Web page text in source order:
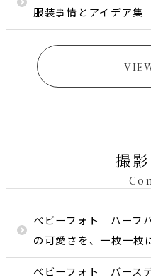
服装事情とアイデア集
撮
ベビーフォト ハー
の可愛さを、一枚一枚
ベビーフォト バー